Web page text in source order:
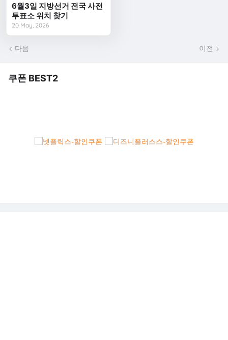
6월3일 지방선거 전국 사전
투표소 위치 찾기
20 May, 2026
다음 이전
쿠폰 BEST2